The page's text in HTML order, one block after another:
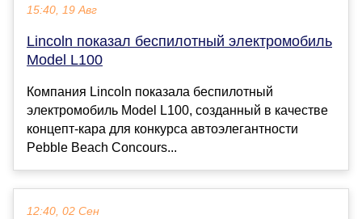
15:40, 19 Авг
Lincoln показал беспилотный электромобиль
Model L100
Компания Lincoln показала беспилотный
электромобиль Model L100, созданный в качестве
концепт-кара для конкурса автоэлегантности
Pebble Beach Concours...
12:40, 02 Сен